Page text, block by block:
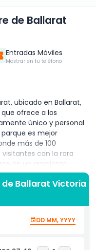
de Ballarat
Entradas Móviles
Mostrar en tu teléfono
ubicado en Ballarat,
ofrece a los
único y personal
es mejor
más de 100
con la rara
en un ambiente
de vida silvestre en
educación e
Los visitantes
con especies
wombats, emúes,
quienes estén
nativos, brindando
de Ballarat Victoria
DD MM, YYYY